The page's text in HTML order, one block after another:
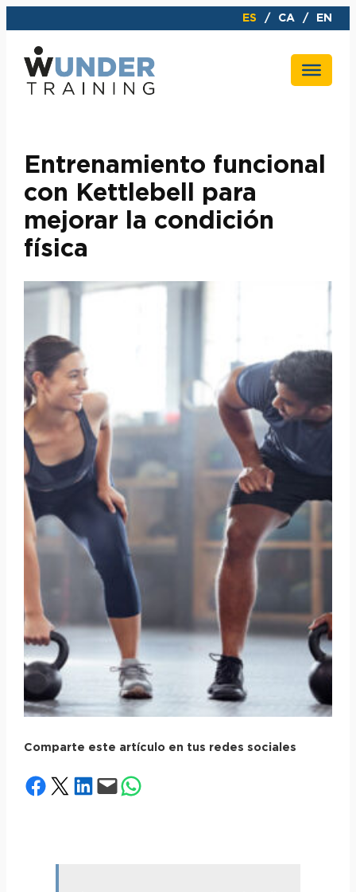
al
contenido
ES CA EN
Entrenamiento funcional
con Kettlebell para
mejorar la condición
física
Comparte este artículo en tus redes sociales
Compartir en Facebook
Compartir en X Compartir en LinkedIn
Envía esta página por correo electrónico
Compartir en WhatsApp